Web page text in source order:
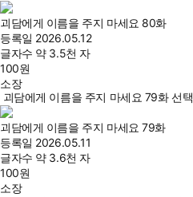
괴담에게 이름을 주지 마세요 80화
등록일 2026.05.12
글자수 약 3.5천 자
100원
소장
괴담에게 이름을 주지 마세요 79화 선택
괴담에게 이름을 주지 마세요 79화
등록일 2026.05.11
글자수 약 3.6천 자
100원
소장